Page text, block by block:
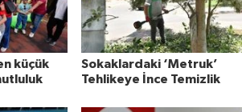
küçük
Sokaklardaki ‘Metruk’
Tehlikeye İnce Temizlik